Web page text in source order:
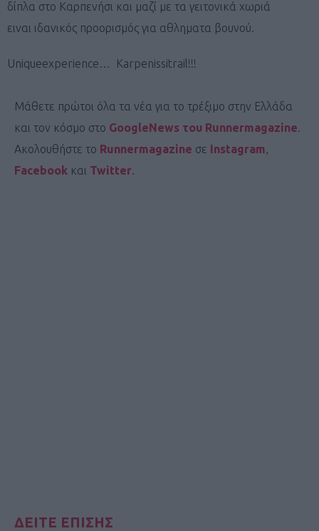
δίπλα στο Καρπενήσι και μαζί με τα γειτονικά χωριά
ειναι ιδανικός προορισμός για αθληματα βουνού.
Uniqueexperience… Karpenissitrail!!!
Μάθετε πρώτοι όλα τα νέα για το τρέξιμο στην Ελλάδα
και τον κόσμο στο GoogleNews του Runnermagazine.
Ακολουθήστε το Runnermagazine σε Instagram,
Facebook και Twitter.
ΔΕΙΤΕ ΕΠΙΣΗΣ